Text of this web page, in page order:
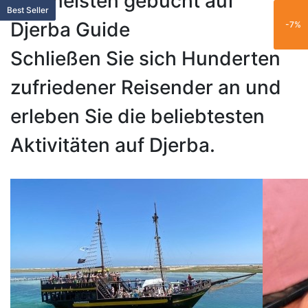
Djerba Guide
Schließen Sie sich Hunderten
zufriedener Reisender an und
erleben Sie die beliebtesten
Aktivitäten auf Djerba.
Vorgestellt
-25%
Vorgestellt
Family
-11%
Trending
-15%
Popular
Family
Limited
Limited
Best Seller
New
New
Trending
-21%
Family
Trending
Limited
Trending
Trending
Trending
Exclusive
Best Seller
-7%